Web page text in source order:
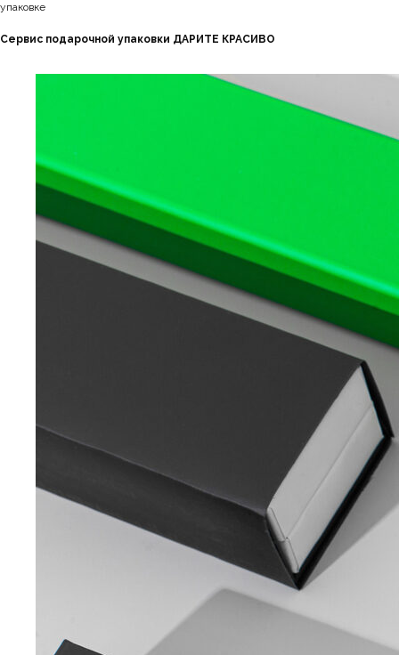
упаковке
Сервис подарочной упаковки ДАРИТЕ КРАСИВО